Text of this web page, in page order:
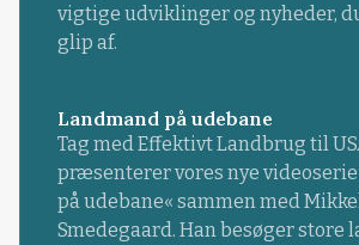
vigtige udviklinger og nyheder,
glip af.
Landmand på udebane
Tag med Effektivt Landbrug til
præsenterer vores nye videoserie
på udebane« sammen med Mikkel
Smedegaard. Han besøger store